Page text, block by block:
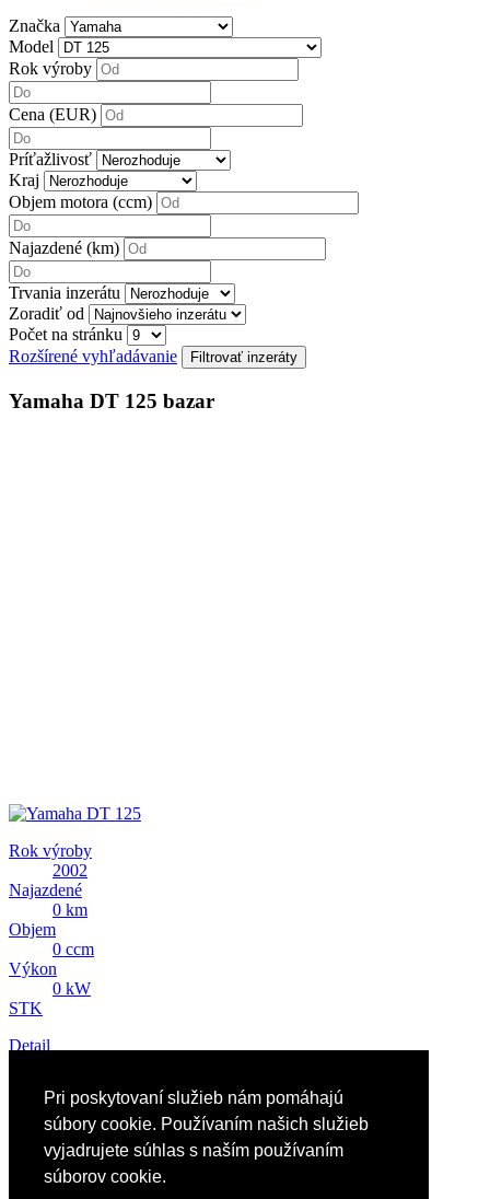
Pri poskytovaní služieb nám pomáhajú
súbory cookie. Používaním našich služieb
vyjadrujete súhlas s naším používaním
súborov cookie.
Značka
Model
Rok výroby
Cena (EUR)
Príťažlivosť
Kraj
Objem motora (ccm)
Najazdené (km)
Trvania inzerátu
Zoradiť od
Počet na stránku
Rozšírené vyhľadávanie
Yamaha DT 125 bazar
Rok výroby
2002
Najazdené
0 km
Objem
0 ccm
Výkon
0 kW
STK
Detail
1 426 EUR
Reklama